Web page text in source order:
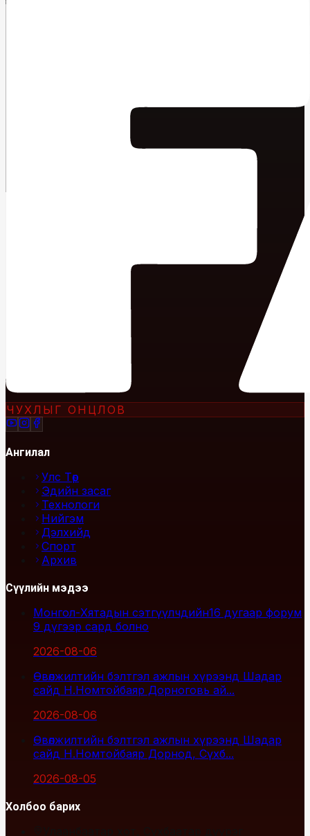
ЧУХЛЫГ ОНЦЛОВ
Ангилал
Улс Төр
Эдийн засаг
Технологи
Нийгэм
Дэлхийд
Спорт
Архив
Сүүлийн мэдээ
Монгол-Хятадын сэтгүүлчдийн16 дугаар форум
9 дүгээр сард болно
2026-08-06
Өвөлжилтийн бэлтгэл ажлын хүрээнд Шадар
сайд Н.Номтойбаяр Дорноговь ай...
2026-08-06
Өвөлжилтийн бэлтгэл ажлын хүрээнд Шадар
сайд Н.Номтойбаяр Дорнод, Сүхб...
2026-08-05
Холбоо барих